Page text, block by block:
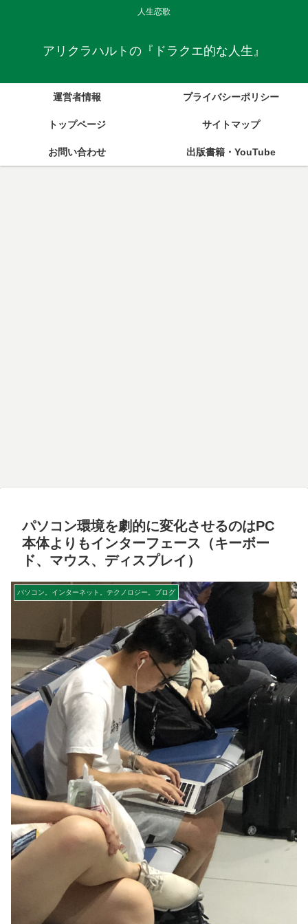
人生恋歌
アリクラハルトの『ドラクエ的な人生』
運営者情報 プライバシーポリシー
トップページ サイトマップ
お問い合わせ 出版書籍・YouTube
パソコン環境を劇的に変化させるのはPC
本体よりもインターフェース（キーボー
ド、マウス、ディスプレイ）
パソコン。インターネット。テクノロジー。ブログ